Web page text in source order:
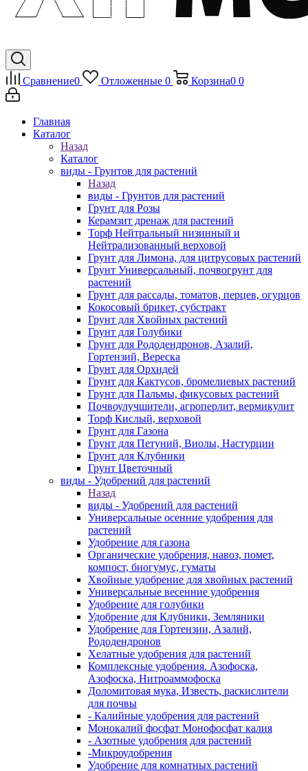
Сравнение0 Отложенные 0 Корзина0 0
Главная
Каталог
Назад
Каталог
виды - Грунтов для растений
Назад
виды - Грунтов для растений
Грунт для Розы
Керамзит дренаж для растений
Торф Нейтральный низинный и
Нейтрализованный верховой
Грунт для Лимона, для цитрусовых растений
Грунт Универсальный, почвогрунт для
растений
Грунт для рассады, томатов, перцев, огурцов
Кокосовый брикет, субстракт
Грунт для Хвойных растений
Грунт для Голубики
Грунт для Рододендронов, Азалий,
Гортензий, Вереска
Грунт для Орхидей
Грунт для Кактусов, бромелиевых растений
Грунт для Пальмы, фикусовых растений
Почвоулучшители, агроперлит, вермикулит
Торф Кислый, верховой
Грунт для Газона
Грунт для Петуний, Виолы, Настурции
Грунт для Клубники
Грунт Цветочный
виды - Удобрений для растений
Назад
виды - Удобрений для растений
Универсальные осенние удобрения для
растений
Удобрение для газона
Органические удобрения, навоз, помет,
компост, биогумус, гуматы
Хвойные удобрение для хвойных растений
Универсальные весенние удобрения
Удобрение для голубики
Удобрение для Клубники, Земляники
Удобрение для Гортензии, Азалий,
Рододендронов
Хелатные удобрения для растений
Комплексные удобрения. Азофоска,
Азофоска, Нитроаммофоска
Доломитовая мука, Известь, раскислители
для почвы
- Калийные удобрения для растений
Монокалий фосфат Монофосфат калия
- Азотные удобрения для растений
-Микроудобрения
Удобрение для комнатных растений